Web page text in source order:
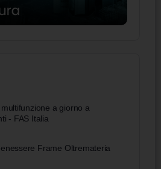
a giorno a
- FAS Italia
Frame Oltremateria